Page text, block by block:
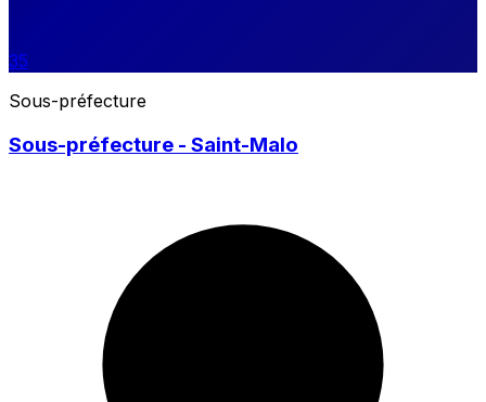
35
Sous-préfecture
Sous-préfecture - Saint-Malo